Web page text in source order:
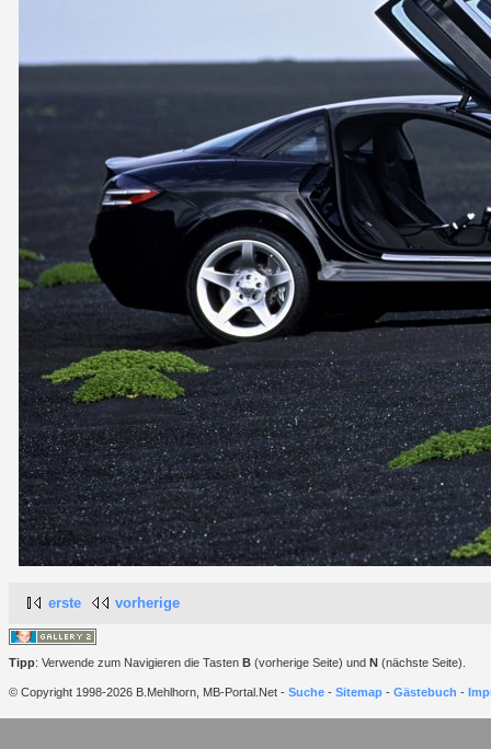
erste vorherige
Tipp: Verwende zum Navigieren die Tasten B (vorherige Seite) und N (nächste Seite).
© Copyright 1998-2026 B.Mehlhorn, MB-Portal.Net - Suche - Sitemap - Gästebuch -